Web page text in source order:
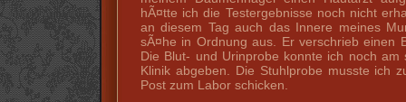
hÃ¤tte ich die Testergebnisse noch nicht
an diesem Tag auch das Innere meines
sÃ¤he in Ordnung aus. Er verschrieb einen
Die Blut- und Urinprobe konnte ich noch am
Klinik abgeben. Die Stuhlprobe musste ich
Post zum Labor schicken.